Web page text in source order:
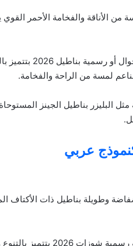
الأناقة والفخامة الأحمر
يمكن تنسيق هذه
لمسة من الراحة والفخامة.
البليزر بناطيل الجينز
عربي
وطويلة بناطيل ذات الأكتاف
أبرز صيحات الموضة